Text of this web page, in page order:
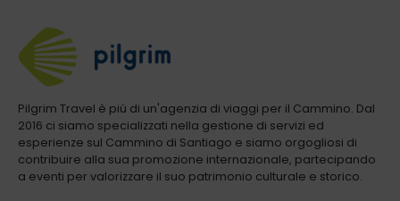
Pilgrim Travel è più di un'agenzia di viaggi per il Cammino. Dal
2016 ci siamo specializzati nella gestione di servizi ed
esperienze sul Cammino di Santiago e siamo orgogliosi di
contribuire alla sua promozione internazionale, partecipando
a eventi per valorizzare il suo patrimonio culturale e storico.